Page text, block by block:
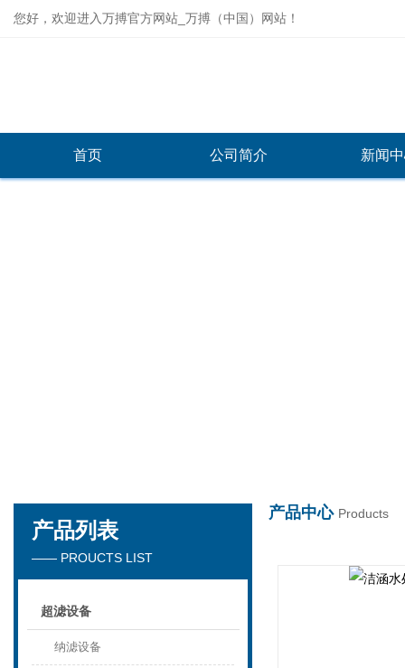
您好，欢迎进入万搏官方网站_万搏（中国）网站！
首页 公司简介 新闻
产品中心 Products
产品列表
—— PROUCTS LIST
超滤设备
纳滤设备